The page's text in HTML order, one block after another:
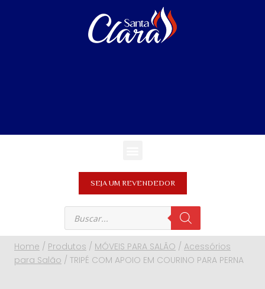
SEJA UM REVENDEDOR
Home / Produtos / MÓVEIS PARA SALÃO / Acessórios
para Salão / TRIPÉ COM APOIO EM COURINO PARA PERNA